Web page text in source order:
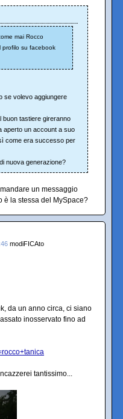
mai Rocco
profilo su facebook
se volevo aggiungere
buon tastiere gireranno
aperto un account a suo
come era successo per
nuova generazione?
un messaggio
è la stessa del MySpace?
modiFICAto
da un anno circa, ci siano
inosservato fino ad
tantissimo...